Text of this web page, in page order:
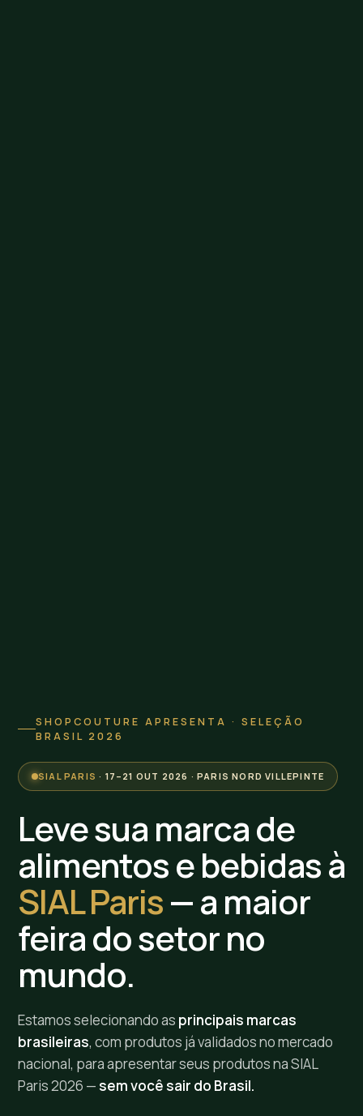
SHOPCOUTURE APRESENTA · SELEÇÃO
BRASIL 2026
SIAL PARIS · 17–21 OUT 2026 · PARIS NORD VILLEPINTE
Leve sua marca de
alimentos e bebidas à
SIAL Paris— a maior
feira do setor no
mundo.
Estamos selecionando as principais marcas
brasileiras, com produtos já validados no mercado
nacional, para apresentar seus produtos na SIAL
Paris 2026 —sem você sair do Brasil.